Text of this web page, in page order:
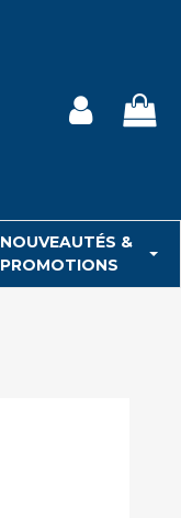
NOUVEAUTÉS &
PROMOTIONS